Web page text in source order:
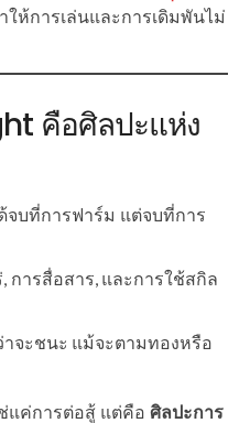
ห้การเล่นและการเดิมพันไม่
คือศิลปะแห่ง
จบที่การฟาร์ม แต่จบที่การ
การสื่อสาร, และการใช้สกิล
าจะชนะ แม้จะตามทองหรือ
แค่การต่อสู้ แต่คือศิลปะการ